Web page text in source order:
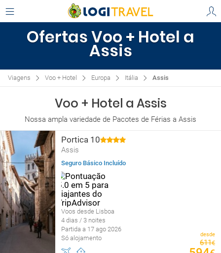
Ofertas Voo + Hotel a
Assis
Viagens Voo + Hotel Europa Itália Assis
Voo + Hotel a Assis
Nossa ampla variedade de Pacotes de Férias a Assis
Portica 10
Assis
Seguro Básico Incluído
Voos desde Lisboa
4 dias / 3 noites
Partida a 17 ago 2026
Só alojamento
desde
611€